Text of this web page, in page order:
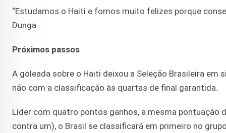
“Estudamos o Haiti e fomos muito felizes porque
Dunga.
Próximos passos
A goleada sobre o Haiti deixou a Seleção Brasileira em
não com a classificação às quartas de final garantida.
Líder com quatro pontos ganhos, a mesma pontuação
contra um), o Brasil se classificará em primeiro no